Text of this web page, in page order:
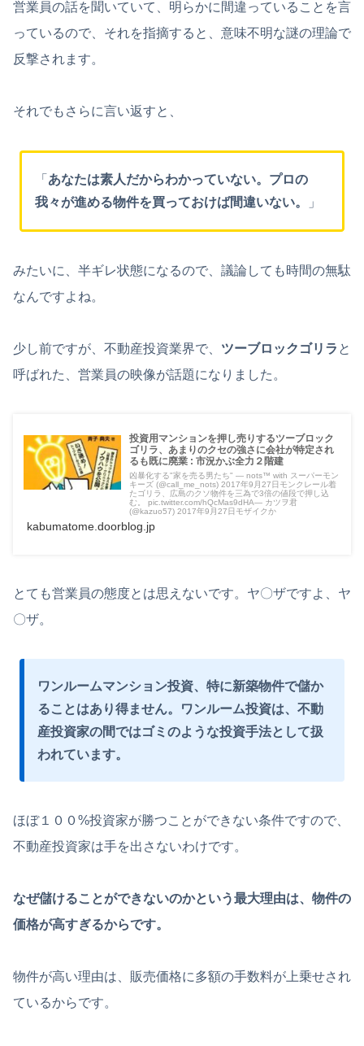
営業員の話を聞いていて、明らかに間違っていることを言
っているので、それを指摘すると、意味不明な謎の理論で
反撃されます。
それでもさらに言い返すと、
「 あなたは素人だからわかっていない。プロの
我々が進める物件を買っておけば間違いない。
」
みたいに、半ギレ状態になるので、議論しても時間の無駄
なんですよね。
少し前ですが、不動産投資業界で、 ツーブロックゴリラ と
呼ばれた、営業員の映像が話題になりました。
投資用マンションを押し売りするツーブロック
ゴリラ、あまりのクセの強さに会社が特定され
るも既に廃業 : 市況かぶ全力２階建
凶暴化する"家を売る男たち" — nots™ with スーパーモン
キーズ (@call_me_nots) 2017年9月27日モンクレール着
たゴリラ、広島のクソ物件を三為で3倍の値段で押し込
む。 pic.twitter.com/hQcMas9dHA— カツヲ君
(@kazuo57) 2017年9月27日モザイクか
kabumatome.doorblog.jp
とても営業員の態度とは思えないです。ヤ〇ザですよ、ヤ
〇ザ。
ワンルームマンション投資、特に新築物件で儲か
ることはあり得ません。ワンルーム投資は、不動
産投資家の間ではゴミのような投資手法として扱
われています。
ほぼ１００%投資家が勝つことができない条件ですので、
不動産投資家は手を出さないわけです。
なぜ儲けることができないのかという最大理由は、物件の
価格が高すぎるからです。
物件が高い理由は、販売価格に多額の手数料が上乗せされ
ているからです。